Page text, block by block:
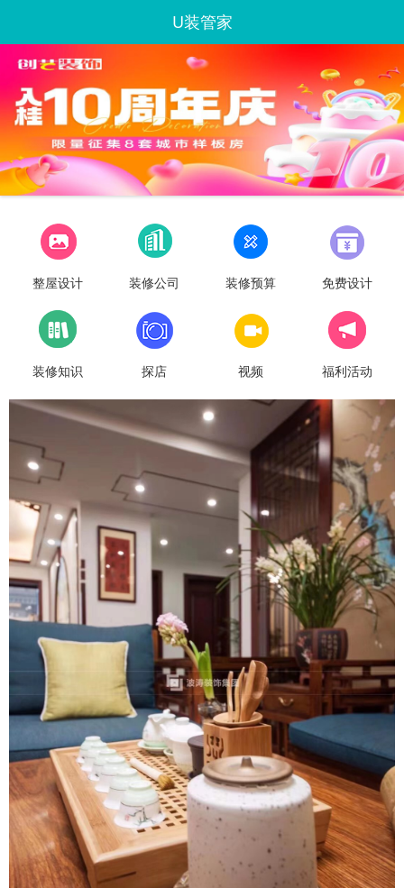
U装管家
整屋设计 装修公司 装修预算 免费设计
装修知识 探店 视频 福利活动